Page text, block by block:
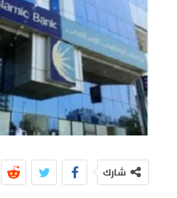
شارك